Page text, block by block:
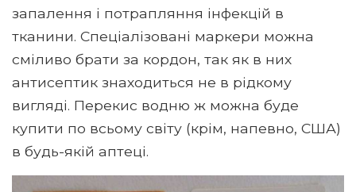
запалення і потрапляння інфекцій в
тканини. Спеціалізовані маркери можна
сміливо брати за кордон, так як в них
антисептик знаходиться не в рідкому
вигляді. Перекис водню ж можна буде
купити по всьому світу (крім, напевно, США)
в будь-якій аптеці.